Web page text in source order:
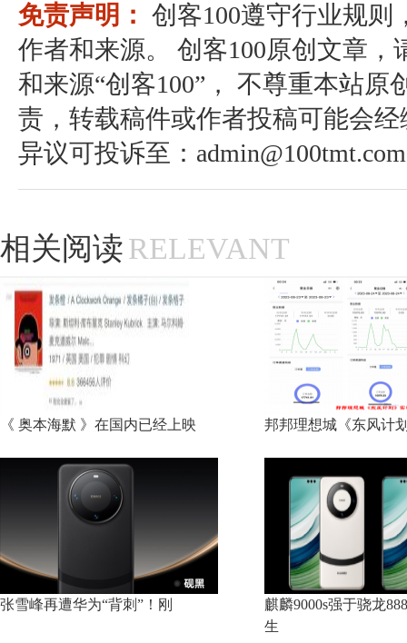
免责声明： 创客100遵守行业规则
作者和来源。 创客100原创文章
和来源“创客100”， 不尊重本站原
责，转载稿件或作者投稿可能会
异议可投诉至：admin@100tmt.com
相关阅读RELEVANT
《 奥本海默 》在国内已经上映 邦邦理想城《东风计
张雪峰再遭华为“背刺”！刚
麒麟9000s强于骁龙
生